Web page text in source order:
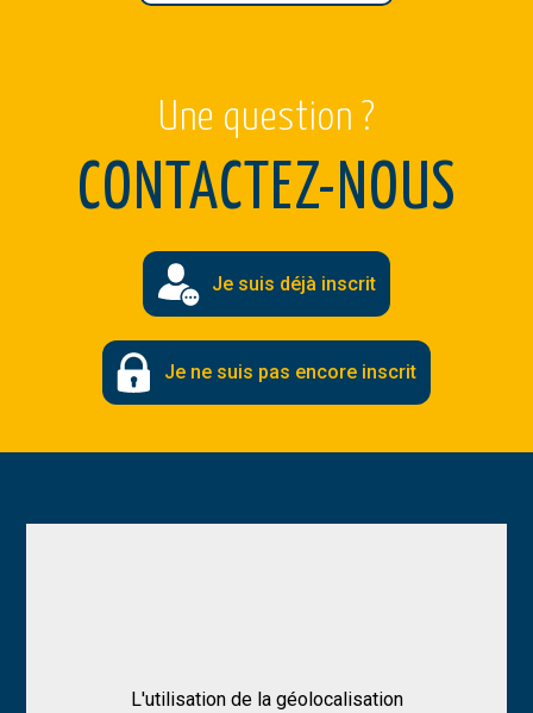
Une question ?
CONTACTEZ-NOUS
Je suis déjà inscrit
Je ne suis pas encore inscrit
L'utilisation de la géolocalisation